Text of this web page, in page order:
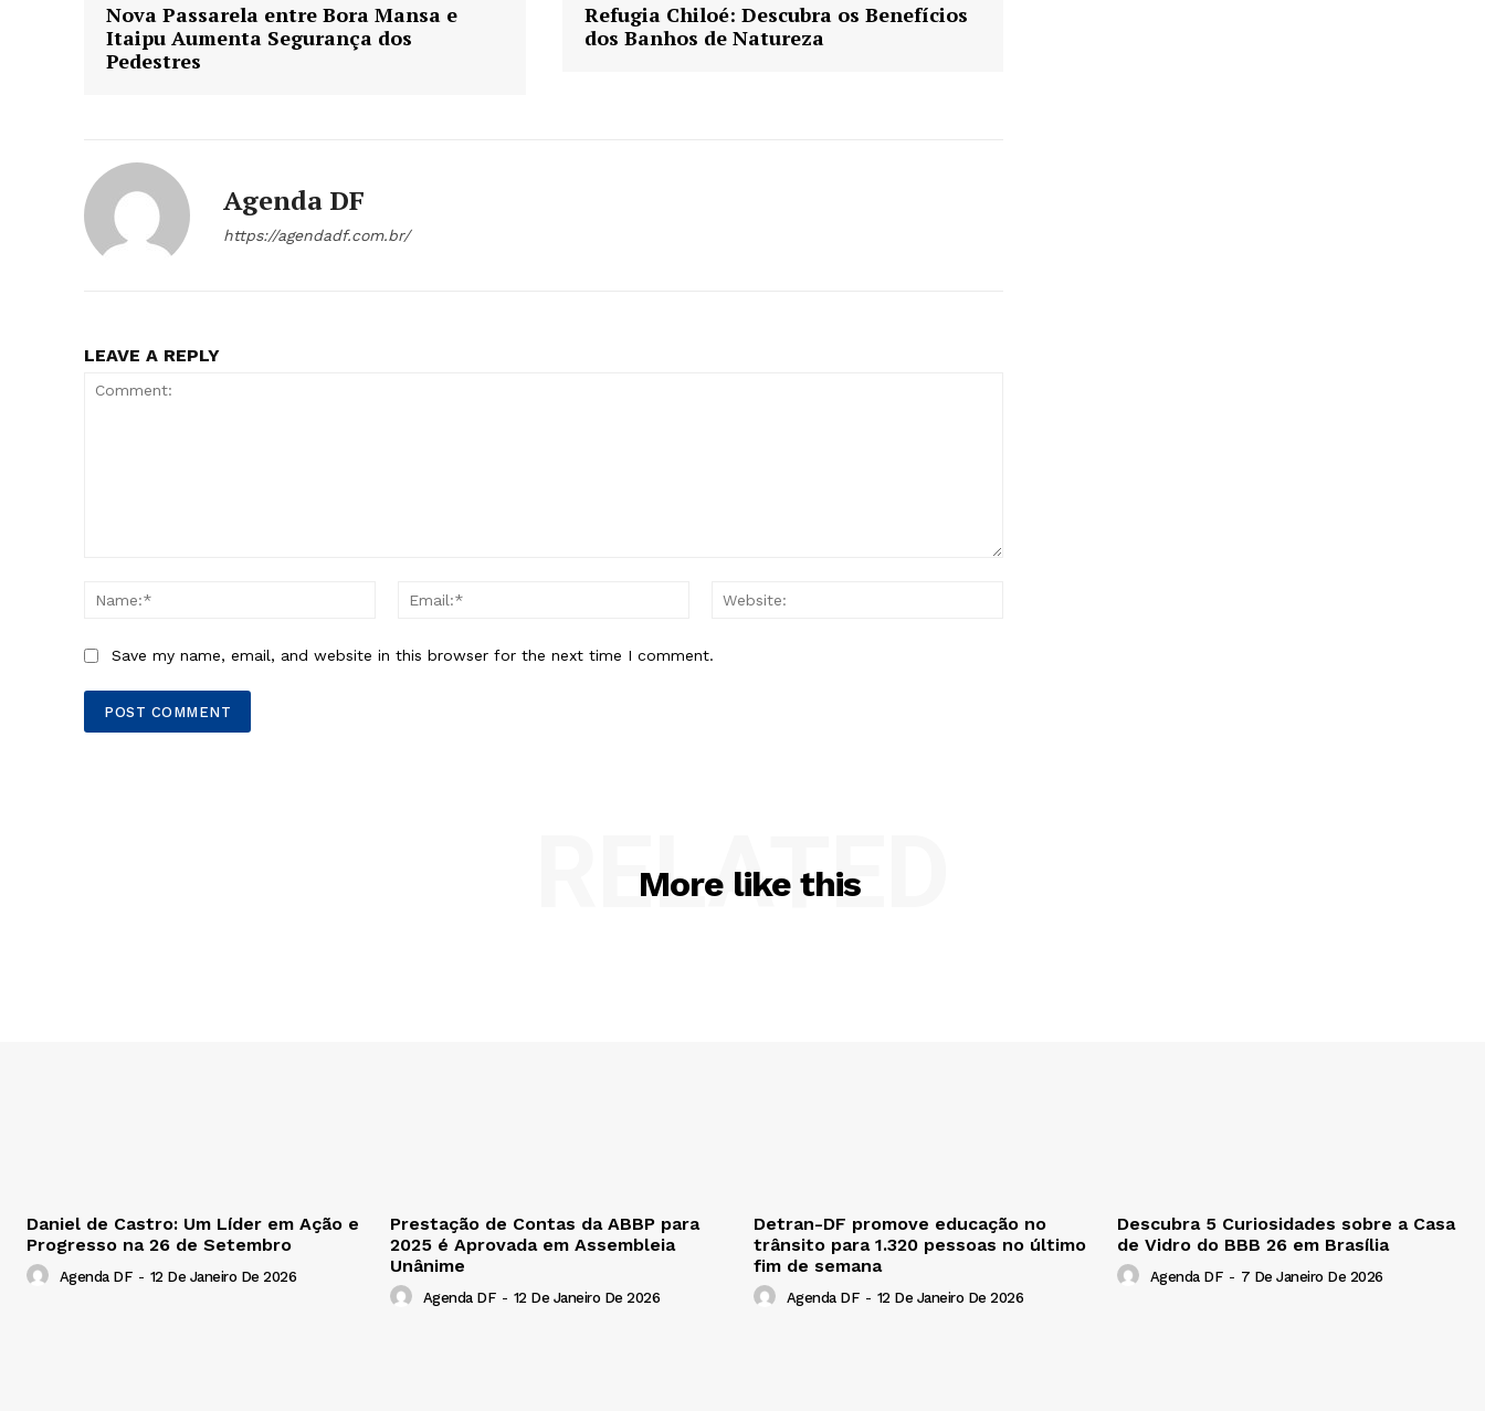
Nova Passarela entre Bora Mansa e
Itaipu Aumenta Segurança dos
Pedestres
Refugia Chiloé: Descubra os Benefícios
dos Banhos de Natureza
Agenda DF
https://agendadf.com.br/
LEAVE A REPLY
Name:*
Email:*
Save my name, email, and website in this browser for the next time I comment.
More like this
RELATED
Daniel de Castro: Um Líder em Ação e
Progresso na 26 de Setembro
Agenda DF - 12 De Janeiro De 2026
Prestação de Contas da ABBP para
2025 é Aprovada em Assembleia
Unânime
Agenda DF - 12 De Janeiro De 2026
Detran-DF promove educação no
trânsito para 1.320 pessoas no último
fim de semana
Agenda DF - 12 De Janeiro De 2026
Descubra 5 Curiosidades sobre a Casa
de Vidro do BBB 26 em Brasília
Agenda DF - 7 De Janeiro De 2026